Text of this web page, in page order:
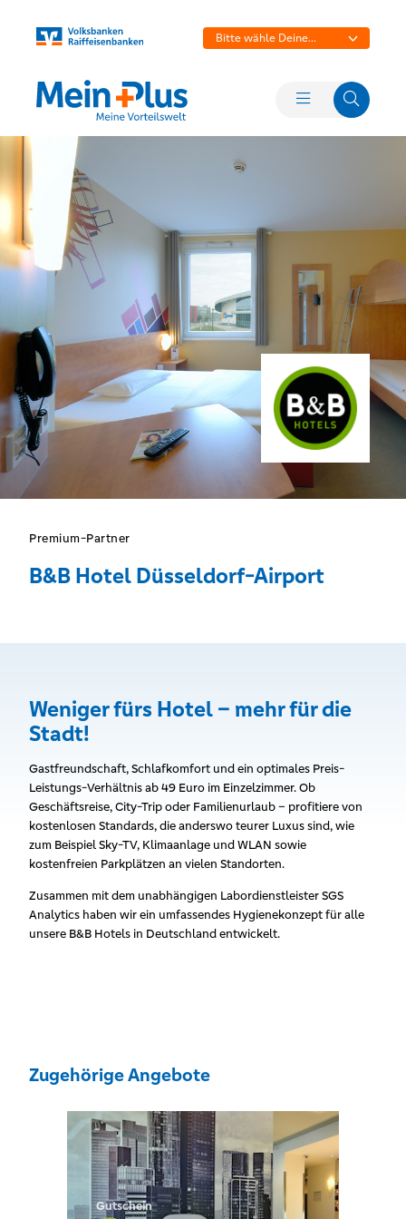
Bitte wähle Deine
Premium-Partner
B&B Hotel Düsseldorf-Airport
Weniger fürs Hotel – mehr für die
Stadt!
Gastfreundschaft, Schlafkomfort und ein optimales Preis-
Leistungs-Verhältnis ab 49 Euro im Einzelzimmer. Ob
Geschäftsreise, City-Trip oder Familienurlaub – profitiere von
kostenlosen Standards, die anderswo teurer Luxus sind, wie
zum Beispiel Sky-TV, Klimaanlage und WLAN sowie
kostenfreien Parkplätzen an vielen Standorten.
Zusammen mit dem unabhängigen Labordienstleister SGS
Analytics haben wir ein umfassendes Hygienekonzept für alle
unsere B&B Hotels in Deutschland entwickelt.
Zugehörige Angebote
Gutschein